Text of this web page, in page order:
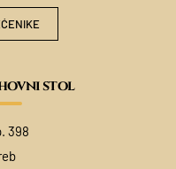
stol
398